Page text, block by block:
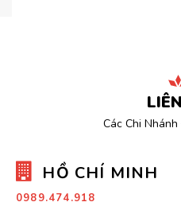
Các Chi
HỒ CHÍ MINH
0989.474.918